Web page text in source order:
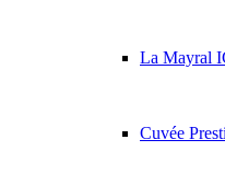
La Mayral
Cuvée